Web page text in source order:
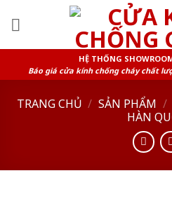
HỆ THỐNG
Báo giá cửa kính chống cháy chất
TRANG CHỦ / SẢN PHẨM /
HÀN